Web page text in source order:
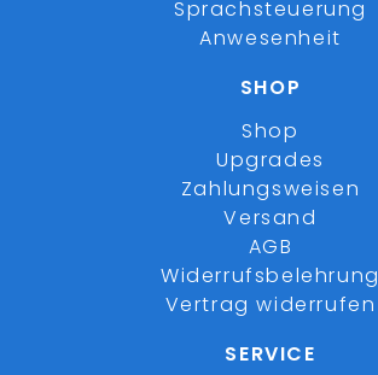
Sprachsteuerung
Anwesenheit
SHOP
Shop
Upgrades
Zahlungsweisen
Versand
AGB
Widerrufsbelehrung
Vertrag widerrufen
SERVICE